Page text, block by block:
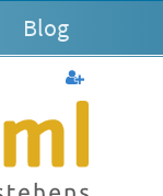
Blog